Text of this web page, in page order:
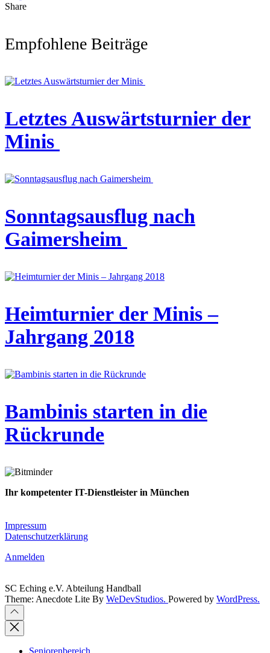
Share
Empfohlene Beiträge
Letztes Auswärtsturnier der
Minis
Sonntagsausflug nach
Gaimersheim
Heimturnier der Minis –
Jahrgang 2018
Bambinis starten in die
Rückrunde
Ihr kompetenter IT-Dienstleister in München
Impressum
Datenschutzerklärung
Anmelden
SC Eching e.V. Abteilung Handball
Theme: Anecdote Lite By WeDevStudios. Powered by WordPress.
Seniorenbereich